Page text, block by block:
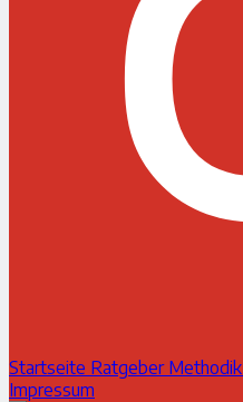
Startseite Ratgeber Methodik
Impressum